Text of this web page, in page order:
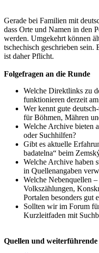
Gerade bei Familien mit
dass Orte und Namen in den
werden. Umgekehrt können
tschechisch geschrieben sein.
ist daher Pflicht.
Folgefragen an die Runde
Welche Direktlinks zu
funktionieren derzeit
Wer kennt gute
für Böhmen, Mähren
Welche Archive bieten
oder Suchhilfen?
Gibt es aktuelle
badatelna“ beim
Welche Archive haben
in Quellenangaben
Welche Nebenquellen
Volkszählungen,
Portalen besonders gut
Sollten wir im Forum
Kurzleitfaden mit
Quellen und